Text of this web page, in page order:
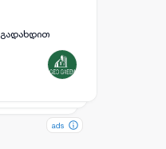
გადახდით
ads
ads